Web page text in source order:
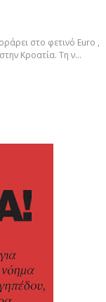
στο φετινό Euro ,
Κροατία. Τη ν...